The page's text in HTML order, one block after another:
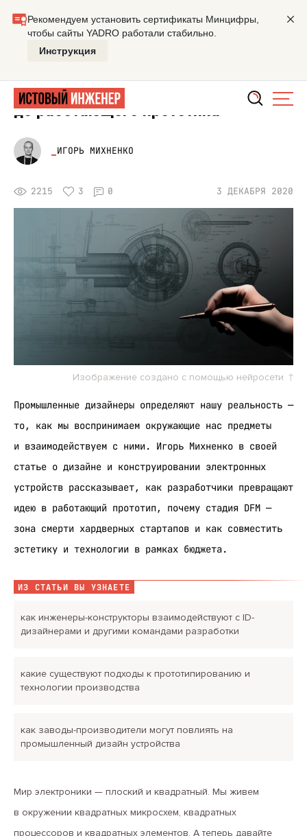
Главная Мастерская
Промышленный дизайн: от идеи
до работающего прототипа
ИГОРЬ МИХНЕНКО
2215 3 0 3 ДЕКАБРЯ 2020
Изображение создано с помощью нейросети
Промышленные дизайнеры определяют нашу реальность —
то, как мы воспринимаем окружающие нас предметы
и взаимодействуем с ними. Игорь Михненко в своей
статье о дизайне и конструировании электронных
устройств рассказывает, как разработчики превращают
идею в работающий прототип, почему стадия DFM —
зона смерти хардверных стартапов и как совместить
эстетику и технологии в рамках бюджета.
ИЗ СТАТЬИ ВЫ УЗНАЕТЕ
как инженеры-конструкторы взаимодействуют с ID-
дизайнерами и другими командами разработки
какие существуют подходы к прототипированию и
технологии производства
как заводы-производители могут повлиять на
промышленный дизайн устройства
Мир электроники — плоский и квадратный. Мы живем
в окружении квадратных микросхем, квадратных
процессоров и квадратных элементов. А теперь давайте